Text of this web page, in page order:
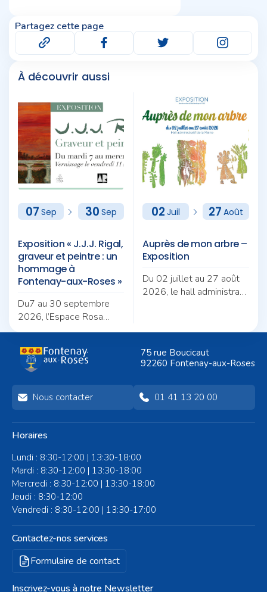
Partagez cette page
À découvrir aussi
07 Sep 30 Sep
Exposition « J.J.J. Rigal,
graveur et peintre : un
hommage à
Fontenay-aux-Roses »
Du7 au 30 septembre
2026, l’Espace Rosa
Bonheur accueille
graveur et peintre : un
hommage à Fontenay-
aux-Roses »
02 Juil 27 Août
Auprès de mon arbre –
Exposition
Du 02 juillet au 27 août
2026, le hall administratif
mon arbre, réunissant les
L'Eclaircie et l'UNAPEI92.
75 rue Boucicaut
92260 Fontenay-aux-Roses
Nous contacter 01 41 13 20 00
Horaires
Lundi : 8:30-12:00 | 13:30-18:00
Mardi : 8:30-12:00 | 13:30-18:00
Mercredi : 8:30-12:00 | 13:30-18:00
Jeudi : 8:30-12:00
Vendredi : 8:30-12:00 | 13:30-17:00
Contactez-nos services
Formulaire de contact
Inscrivez-vous à notre Newsletter